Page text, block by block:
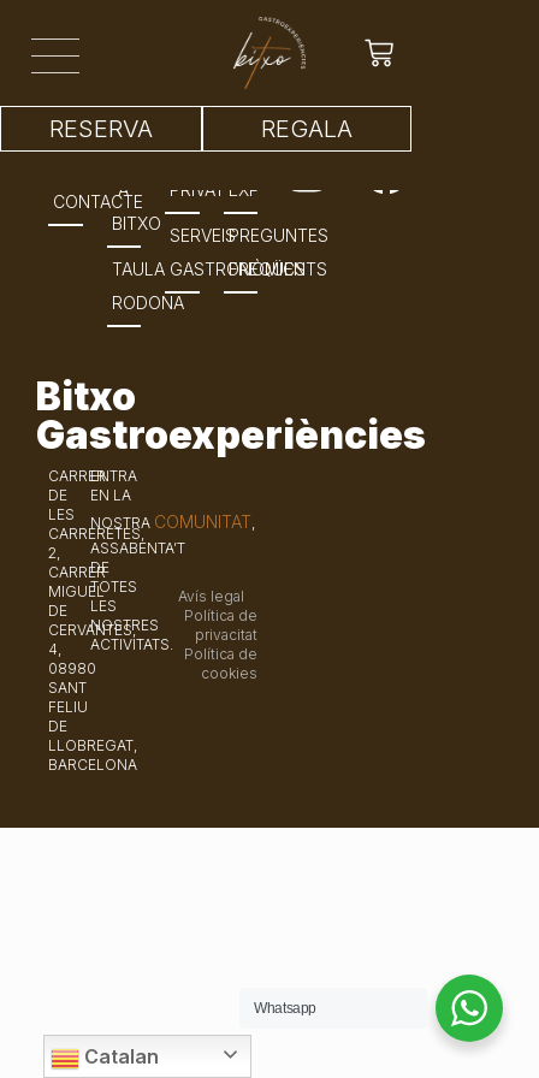
RESERVA REGALA
Prueba formulario por pasos
INICI
CONTACTE
PRIVATS
A
BITXO
TAULA
RODONA
XEF
PRIVAT
SERVEIS
GASTRONÒMICS
REGALA
EXPERÈNCIES
PREGUNTES
FREQÜENTS
Bitxo
Gastroexperiències
CARRER
DE
LES
CARRERETES,
2,
CARRER
MIGUEL
DE
CERVANTES,
4,
08980
SANT
FELIU
DE
LLOBREGAT,
BARCELONA
ENTRA
EN LA
NOSTRA COMUNITAT,
ASSABENTA’T
DE
TOTES
LES
NOSTRES
ACTIVITATS.
Avís legal
Política de
privacitat
Política de
cookies
Catalan
Whatsapp